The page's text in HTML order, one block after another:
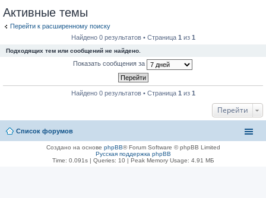
Активные темы
Перейти к расширенному поиску
Найдено 0 результатов • Страница 1 из 1
Подходящих тем или сообщений не найдено.
Показать сообщения за
Найдено 0 результатов • Страница 1 из 1
Перейти
Список форумов
Создано на основе phpBB® Forum Software © phpBB Limited
Русская поддержка phpBB
Time: 0.091s| Queries: 10| Peak Memory Usage: 4.91 МБ